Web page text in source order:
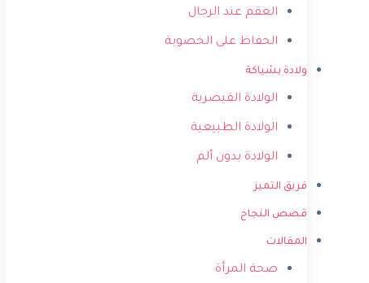
العقم عند الرجال
الحفاظ على الخصوبة
ولادة بشياكة
الولادة القيصرية
الولادة الطبيعية
الولادة بدون ألم
فريق التميز
قصص النجاح
المقالات
صحة المرأة